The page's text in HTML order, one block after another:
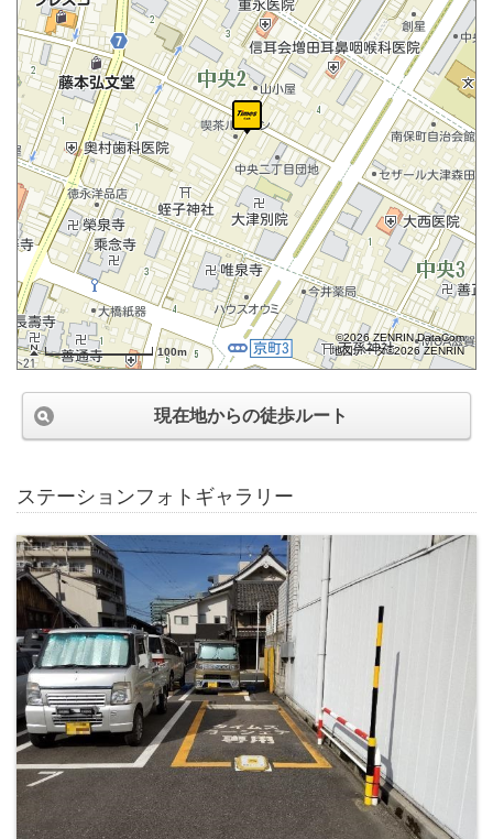
100m
©2026 ZENRIN DataCom
地図データ©2026 ZENRIN
現在地からの徒歩ルート
ステーションフォトギャラリー